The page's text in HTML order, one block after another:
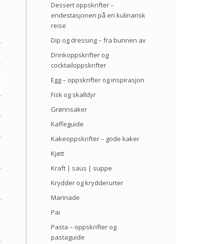
Dessert oppskrifter –
endestasjonen på en kulinarisk
reise
Dip og dressing – fra bunnen av
Drinkoppskrifter og
cocktailoppskrifter
Egg – oppskrifter og inspirasjon
Fisk og skalldyr
Grønnsaker
Kaffeguide
Kakeoppskrifter – gode kaker
Kjøtt
Kraft | saus | suppe
Krydder og krydderurter
Marinade
Pai
Pasta – oppskrifter og
pastaguide